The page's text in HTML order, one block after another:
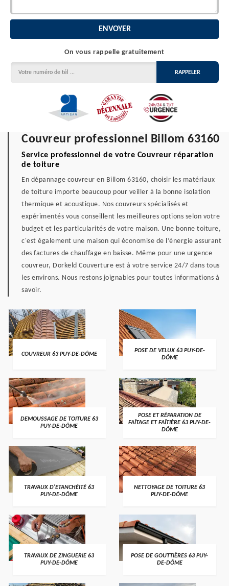
On vous rappelle gratuitement
Couvreur professionnel Billom 63160
Service professionnel de votre Couvreur réparation
de toiture
En dépannage couvreur en Billom 63160, choisir les matériaux
de toiture importe beaucoup pour veiller à la bonne isolation
thermique et acoustique. Nos couvreurs spécialisés et
expérimentés vous conseillent les meilleures options selon votre
budget et les particularités de votre maison. Une bonne toiture,
c'est également une maison qui économise de l’énergie assurant
des factures de chauffage en baisse. Même pour une urgence
couvreur, Dorkeld Couverture est à votre service 24/7 dans tous
les environs. Nous restons joignables pour toutes informations à
savoir.
COUVREUR 63 PUY-DE-DÔME
POSE DE VELUX 63 PUY-DE-
DÔME
DEMOUSSAGE DE TOITURE 63
PUY-DE-DÔME
POSE ET RÉPARATION DE
FAÎTAGE ET FAÎTIÈRE 63 PUY-DE-
DÔME
TRAVAUX D'ETANCHÉITÉ 63
PUY-DE-DÔME
NETTOYAGE DE TOITURE 63
PUY-DE-DÔME
TRAVAUX DE ZINGUERIE 63
PUY-DE-DÔME
POSE DE GOUTTIÈRES 63 PUY-
DE-DÔME